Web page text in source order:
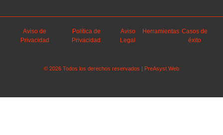
Aviso de
Privacidad
Política de
Privacidad
Aviso
Legal
Herramientas Casos de
éxito
© 2026 Todos los derechos reservados | PreAsyst Web